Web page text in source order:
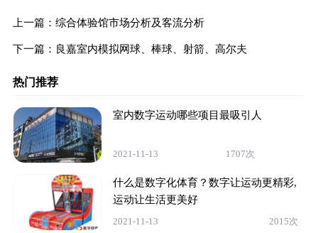
上一篇： 综合体验馆市场分析及客流分析
下一篇： 良嘉室内模拟网球、棒球、射箭、高尔夫
热门推荐
室内数字运动哪些项目最吸引人
2021-11-13 1707次
什么是数字化体育？数字让运动更精彩,
运动让生活更美好
2021-11-13 2015次